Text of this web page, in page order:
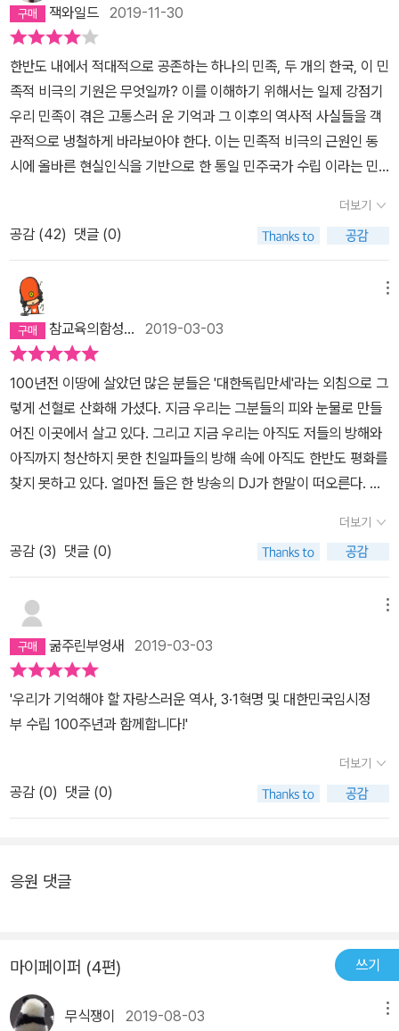
잭와일드 2019-11-30
한반도 내에서 적대적으로 공존하는 하나의 민족, 두 개의 한국, 이 민
족적 비극의 기원은 무엇일까? 이를 이해하기 위해서는 일제 강점기
우리 민족이 겪은 고통스러 운 기억과 그 이후의 역사적 사실들을 객
관적으로 냉철하게 바라보아야 한다. 이는 민족적 비극의 근원인 동
시에 올바른 현실인식을 기반으로 한 통일 민주국가 수립 이라는 민
하는 이유는 그 시기가 현재 우리사회의 지형을 형성한 출발점이기
때문이다. 일제강점기 35년은 투쟁과 부역의 역사다. 저자 박시백은
청산되지 않은 뼈아픈 시 기의 명(明)과 암(暗)을 동시에 조명함으로
서 역사의 재정립을 시도한다. 우리는 고통스럽고 핍박 받는 현실 속
에서도 시대의 요구를 외면하지 않고 응답했던 사람 들, 그들의 정신,
투쟁을 기억해야 한다. 그것이 모든 것을 포기하고 죽음까지도 기꺼
이 감수한 그들에 대한 최소한의 도리라고 생각한다. 또한 이 과정에
서 잊지 말아야 할 것은 나라와 민족을 배반한 이들이다. 그들은 일제
에 협력하여 부귀영화 를 누리고 집안을 일으켰으며, 해방 후에도 단
죄되지 않고 살아남아 우리 사회의 주류를 형성했다. 진정한 역사 바
로잡기는 바로 이 지점에서 시작해야한다고 생각 한다. <35년>을 읽
으면서 내가 새롭게 알게 된 명(明)으로는 김알렉산드라를 꼽을 수
있 겠다. 볼셰비키 간부이기 이전에 조국의 독립을 열망하는 조선인
이었던 그녀는 죽 음 앞에서도 당당했다. 우리는 그녀가 마지막 순간
웠던 시기 민족의 한줄기 빛이었던 그의 친일 행적은 나를 혼란 스럽
게 했다.<35년>은 세계사적 흐름 속에서 인물과 사건 중심으로 민족
의 어두웠던 시절을 조 망한다. 놀라웠던 건 만화로 쓰여진 대중서라
는 한계를 넘어 기존의 연구 성과들을 정리해냈다는 점이었다. 비록 1
차 사료를 직접 연구한 결과물은 아니지만 독립선언 서와 대한민국
식의 <한국독립운동지혈사>와 같은 중요 저작물 등을 인용한 것은
당시 상황을 이해하는데 큰 도움이 되었다. 3권까지 읽으면서 가장
가슴에 와 닿았던 부분은 3·1 만세운동의 준 비와 전개를 서술한 2권
손톱 빠져나가고, 내 코와 귀가 잘리고, 내 손과 다리가 부러져도 그
일한 슬픔입니다.”(2권 113쪽)천안 아우내 장터에서 만세 운동에 참
여해 순국한 유관순 열사가 남긴 말이다. 저 자의 말처럼 3·1 만세운
동의 진정한 주역은 어쩌면 민족과 국가를 위한 진심을 보 이고 사라
더보기
공감 (42) 댓글 (0)
참교육의함성... 2019-03-03
100년전 이땅에 살았던 많은 분들은 '대한독립만세'라는 외침으로 그
렇게 선혈로 산화해 가셨다. 지금 우리는 그분들의 피와 눈물로 만들
어진 이곳에서 살고 있다. 그리고 지금 우리는 아직도 저들의 방해와
아직까지 청산하지 못한 친일파들의 방해 속에 아직도 한반도 평화를
찾지 못하고 있다. 얼마전 들은 한 방송의 DJ가 한말이 떠오른다. 한
것을 반대한다고 이 국가들 중 하나는 35년 강점기를 지낸 일본이고
또하나는 그 일본에 붙어있으며 아직까지 살고 있는 이땅의 친일파와
그 후손들 중에 남아 있는 친일파들이다.
더보기
공감 (3) 댓글 (0)
굶주린부엉새 2019-03-03
'우리가 기억해야 할 자랑스러운 역사, 3·1혁명 및 대한민국임시정
부 수립 100주년과 함께합니다!'
더보기
공감 (0) 댓글 (0)
응원 댓글
마이페이퍼 (4편) 쓰기
무식쟁이 2019-08-03